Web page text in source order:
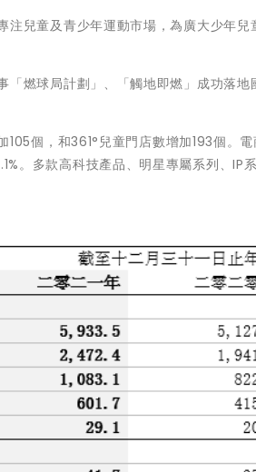
兒童及青少年運動市場，為廣大少年兒
燃球局計劃」、「觸地即燃」成功落地
個，和361°兒童門店數增加193個。
。多款高科技產品、明星專屬系列、IP